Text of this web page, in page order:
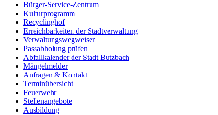
Bürger-Service-Zentrum
Kulturprogramm
Recyclinghof
Erreichbarkeiten der Stadtverwaltung
Verwaltungswegweiser
Passabholung prüfen
Abfallkalender der Stadt Butzbach
Mängelmelder
Anfragen & Kontakt
Terminübersicht
Feuerwehr
Stellenangebote
Ausbildung